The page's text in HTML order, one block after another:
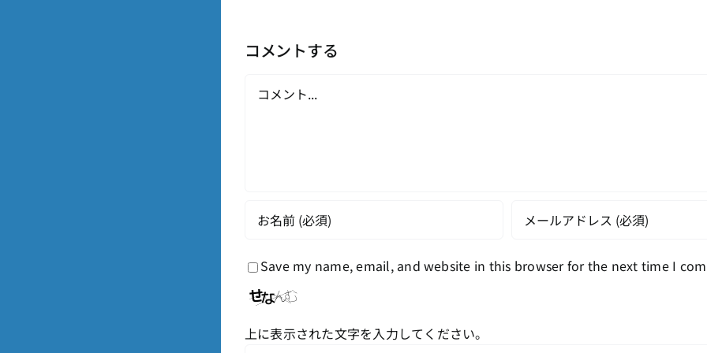
コメントする
Save my name, email, and website in this browser for the next time I
上に表示された文字を入力してください。